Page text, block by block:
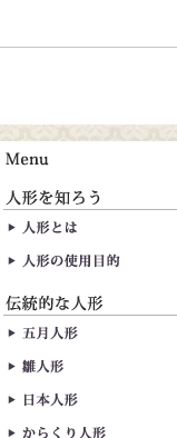
人形とは
五月人形
雛人形
日本人形